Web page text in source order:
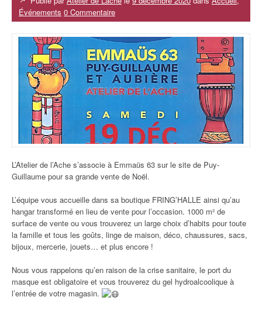
Événements 0 Commentaire
L’Atelier de l’Ache s’associe à Emmaüs 63 sur le site de Puy-
Guillaume pour sa grande vente de Noël.
L’équipe vous accueille dans sa boutique FRING’HALLE ainsi qu’au
hangar transformé en lieu de vente pour l’occasion. 1000 m² de
surface de vente ou vous trouverez un large choix d’habits pour toute
la famille et tous les goûts, linge de maison, déco, chaussures, sacs,
bijoux, mercerie, jouets… et plus encore !
Nous vous rappelons qu’en raison de la crise sanitaire, le port du
masque est obligatoire et vous trouverez du gel hydroalcoolique à
l’entrée de votre magasin.